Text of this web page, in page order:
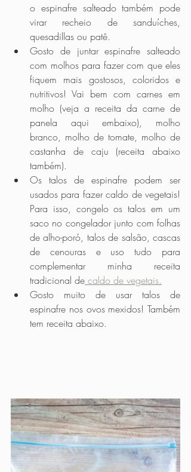
o espinafre salteado também pode
virar recheio de sanduíches,
quesadillas ou patê.
Gosto de juntar espinafre salteado
com molhos para fazer com que eles
fiquem mais gostosos, coloridos e
nutritivos! Vai bem com carnes em
molho (veja a receita da carne de
panela aqui embaixo), molho
branco, molho de tomate, molho de
castanha de caju (receita abaixo
também).
Os talos de espinafre podem ser
usados para fazer caldo de vegetais!
Para isso, congelo os talos em um
saco no congelador junto com folhas
de alho-poró, talos de salsão, cascas
de cenouras e uso tudo para
complementar minha receita
tradicional de caldo de vegetais.
Gosto muito de usar talos de
espinafre nos ovos mexidos! Também
tem receita abaixo.